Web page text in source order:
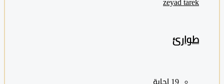
zeyad ‎tarek
طوارئ